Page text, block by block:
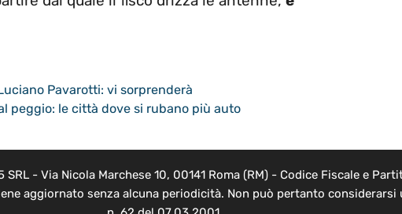
Pavarotti: vi sorprenderà
peggio: le città dove si rubano più auto
- Via Nicola Marchese 10, 00141 Roma (RM) - Codice Fiscale e
aggiornato senza alcuna periodicità. Non può pertanto